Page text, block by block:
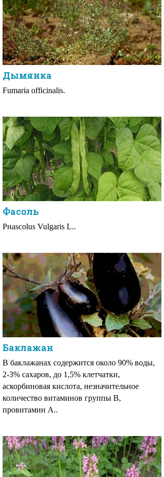
Дымянка
Fumaria officinalis.
Фасоль
Рнаsсоlus Vulgаris L..
Баклажан
В баклажанах содержится около 90% воды,
2-3% сахаров, до 1,5% клетчатки,
аскорбиновая кислота, незначительное
количество витаминов группы В,
провитамин А..